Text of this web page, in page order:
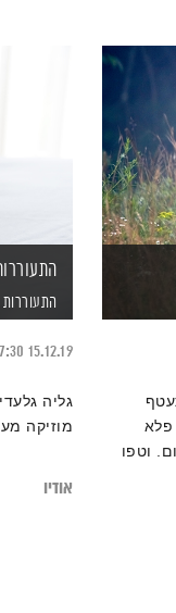
פלא
וטפו
התעוררות –
התעוררות
15.12.19
גליה
מוזיקה
אודיו